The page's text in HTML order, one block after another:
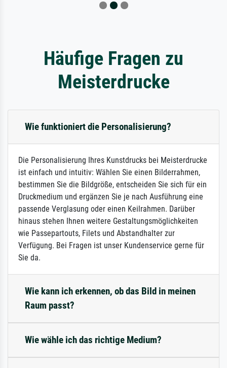
Häufige Fragen zu
Meisterdrucke
Wie funktioniert die Personalisierung?
Die Personalisierung Ihres Kunstdrucks bei Meisterdrucke
ist einfach und intuitiv: Wählen Sie einen Bilderrahmen,
bestimmen Sie die Bildgröße, entscheiden Sie sich für ein
Druckmedium und ergänzen Sie je nach Ausführung eine
passende Verglasung oder einen Keilrahmen. Darüber
hinaus stehen Ihnen weitere Gestaltungsmöglichkeiten
wie Passepartouts, Filets und Abstandhalter zur
Verfügung. Bei Fragen ist unser Kundenservice gerne für
Sie da.
Wie kann ich erkennen, ob das Bild in meinen
Raum passt?
Wie wähle ich das richtige Medium?